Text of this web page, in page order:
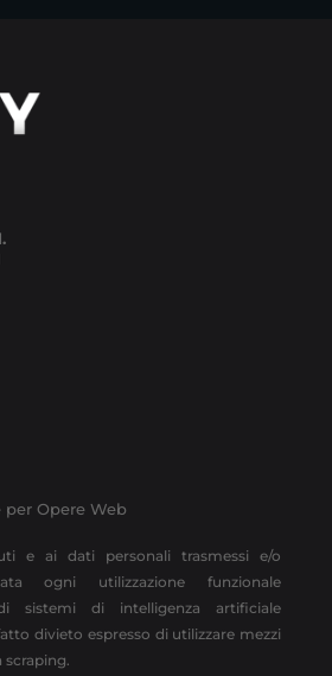
Opere Web
e ai dati personali trasmessi e/o
ogni utilizzazione funzionale
di sistemi di intelligenza artificiale
divieto espresso di utilizzare mezzi